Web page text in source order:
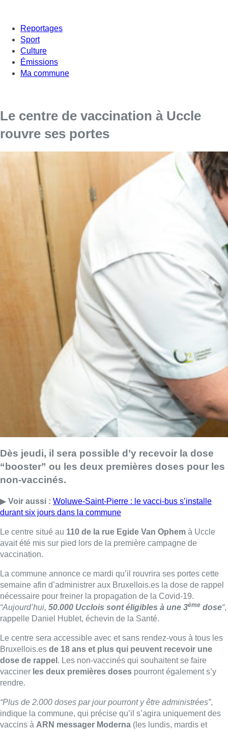
Reportages
Sport
Culture
Émissions
Ma commune
Le centre de vaccination à Uccle
rouvre ses portes
Dès jeudi, il sera possible d’y recevoir la dose
“booster” ou les deux premières doses pour les
non-vaccinés.
▶ Voir aussi : Woluwe-Saint-Pierre : le vacci-bus s’installe
durant six jours dans la commune
Le centre situé au 110 de la rue Egide Van Ophem à Uccle
avait été mis sur pied lors de la première campagne de
vaccination.
La commune annonce ce mardi qu’il rouvrira ses portes cette
semaine afin d’administrer aux Bruxellois.es la dose de rappel
nécessaire pour freiner la propagation de la Covid-19.
“Aujourd’hui, 50.000 Ucclois sont éligibles à une 3ème dose“,
rappelle Daniel Hublet, échevin de la Santé.
Le centre sera accessible avec et sans rendez-vous à tous les
Bruxellois.es de 18 ans et plus qui peuvent recevoir une
dose de rappel . Les non-vaccinés qui souhaitent se faire
vacciner les deux premières doses pourront également s’y
rendre.
“Plus de 2.000 doses par jour pourront y être administrées”,
indique la commune, qui précise qu’il s’agira uniquement des
vaccins à ARN messager Moderna (les lundis, mardis et